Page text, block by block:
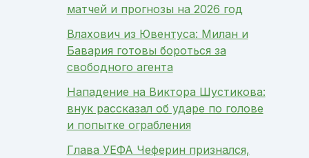
матчей и прогнозы на 2026 год
Влахович из Ювентуса: Милан и
Бавария готовы бороться за
свободного агента
Нападение на Виктора Шустикова:
внук рассказал об ударе по голове
и попытке ограбления
Глава УЕФА Чеферин признался,